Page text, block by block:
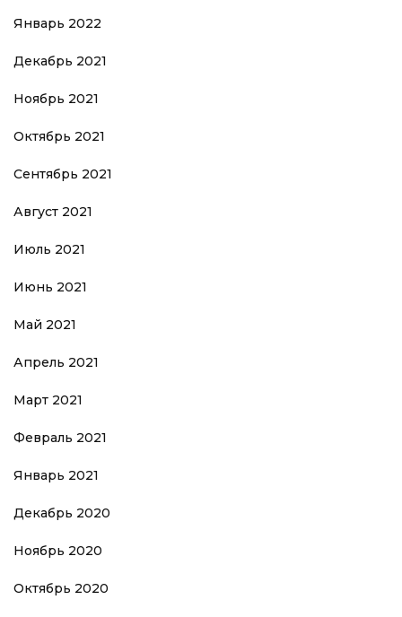
Январь 2022
Декабрь 2021
Ноябрь 2021
Октябрь 2021
Сентябрь 2021
Август 2021
Июль 2021
Июнь 2021
Май 2021
Апрель 2021
Март 2021
Февраль 2021
Январь 2021
Декабрь 2020
Ноябрь 2020
Октябрь 2020